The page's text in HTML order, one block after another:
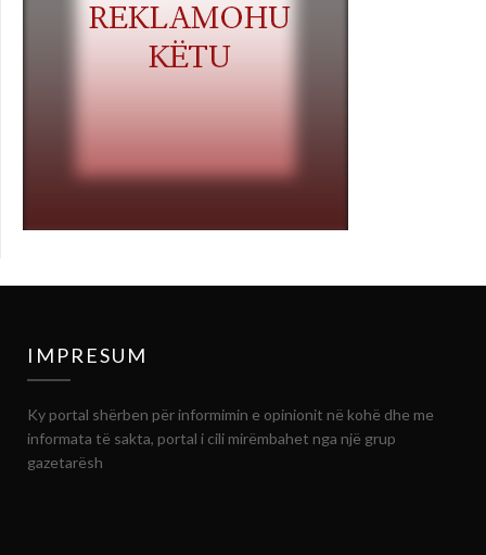
IMPRESUM
Ky portal shërben për informimin e opinionit në kohë dhe me
informata të sakta, portal i cili mirëmbahet nga një grup
gazetarësh